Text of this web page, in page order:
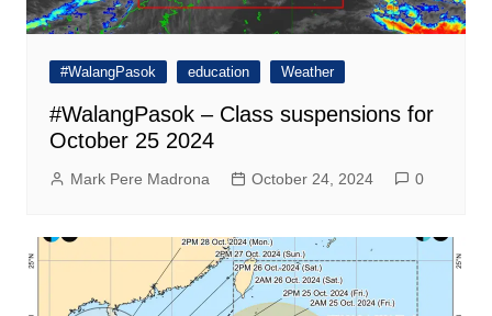
#WalangPasok education Weather
#WalangPasok – Class suspensions for
October 25 2024
Mark Pere Madrona October 24, 2024 0